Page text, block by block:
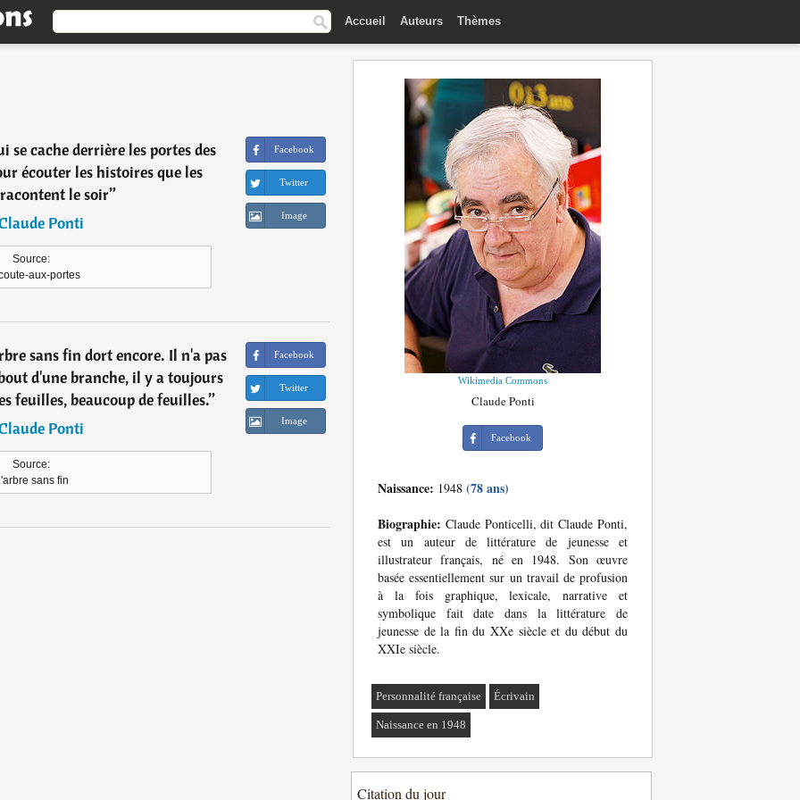
Accueil Auteurs Thèmes
se cache derrière les portes des
écouter les histoires que les
le soir”
Ponti
Source:
aux-portes
Facebook
Twitter
Image
sans fin dort encore. Il n'a pas
d'une branche, il y a toujours
feuilles, beaucoup de feuilles.”
Ponti
Source:
sans fin
Facebook
Twitter
Image
Wikimedia Commons
Claude Ponti
Facebook
Naissance: 1948 (78 ans)
Biographie: Claude Ponticelli, dit Claude Ponti,
est un auteur de littérature de jeunesse et
illustrateur français, né en 1948. Son œuvre
basée essentiellement sur un travail de profusion
à la fois graphique, lexicale, narrative et
symbolique fait date dans la littérature de
jeunesse de la fin du XXe siècle et du début du
XXIe siècle.
Personnalité française Écrivain
Naissance en 1948
Citation du jour